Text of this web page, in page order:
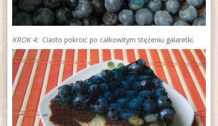
KROK 4:Ciasto pokroić po całkowitym stężeniu galaretki.